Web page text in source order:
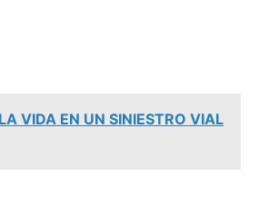
VIDA EN UN SINIESTRO VIAL